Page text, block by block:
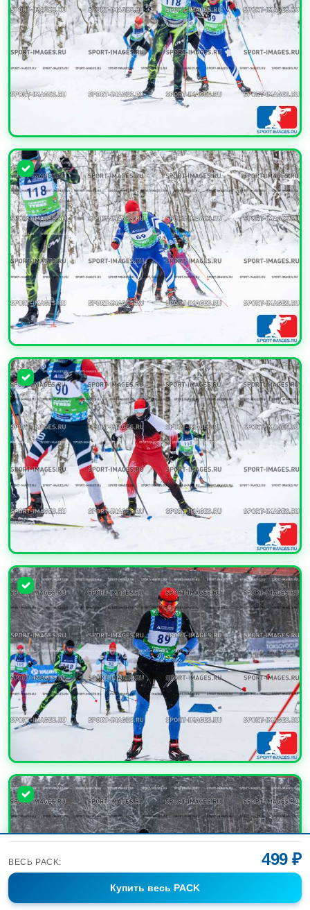
ВЕСЬ PACK: 499 ₽
Купить весь PACK
УВЕЛИЧИТЬ
УВЕЛИЧИТЬ
УВЕЛИЧИТЬ
УВЕЛИЧИТЬ